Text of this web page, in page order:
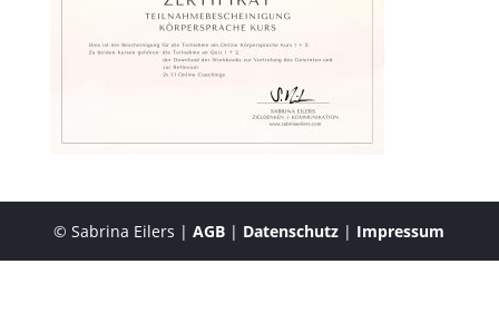
© Sabrina Eilers |AGB | Datenschutz | Impressum